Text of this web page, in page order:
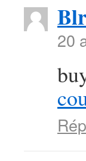
20